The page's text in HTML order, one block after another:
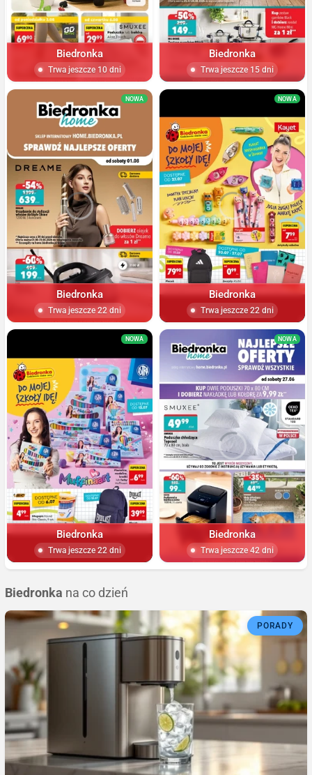
Biedronka
Trwa jeszcze 10 dni
Biedronka
Trwa jeszcze 15 dni
NOWA
Biedronka
Trwa jeszcze 22 dni
NOWA
Biedronka
Trwa jeszcze 22 dni
NOWA
Biedronka
Trwa jeszcze 22 dni
NOWA
Biedronka
Trwa jeszcze 42 dni
Biedronka na co dzień
PORADY